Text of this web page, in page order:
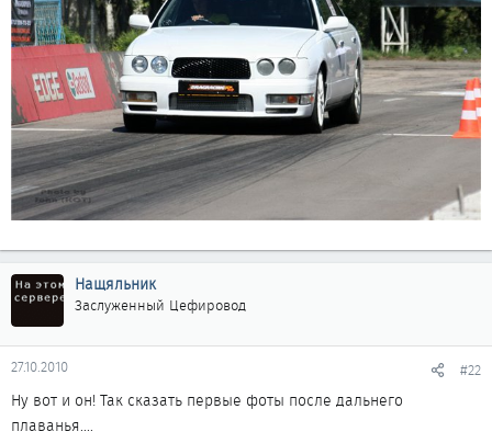
Нащяльник
Заслуженный Цефировод
27.10.2010 #22
Ну вот и он! Так сказать первые фоты после дальнего
плаванья....